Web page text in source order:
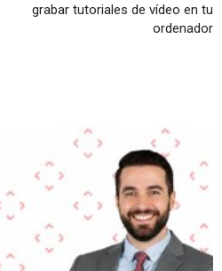
grabar tutoriales de vídeo en tu
ordenador